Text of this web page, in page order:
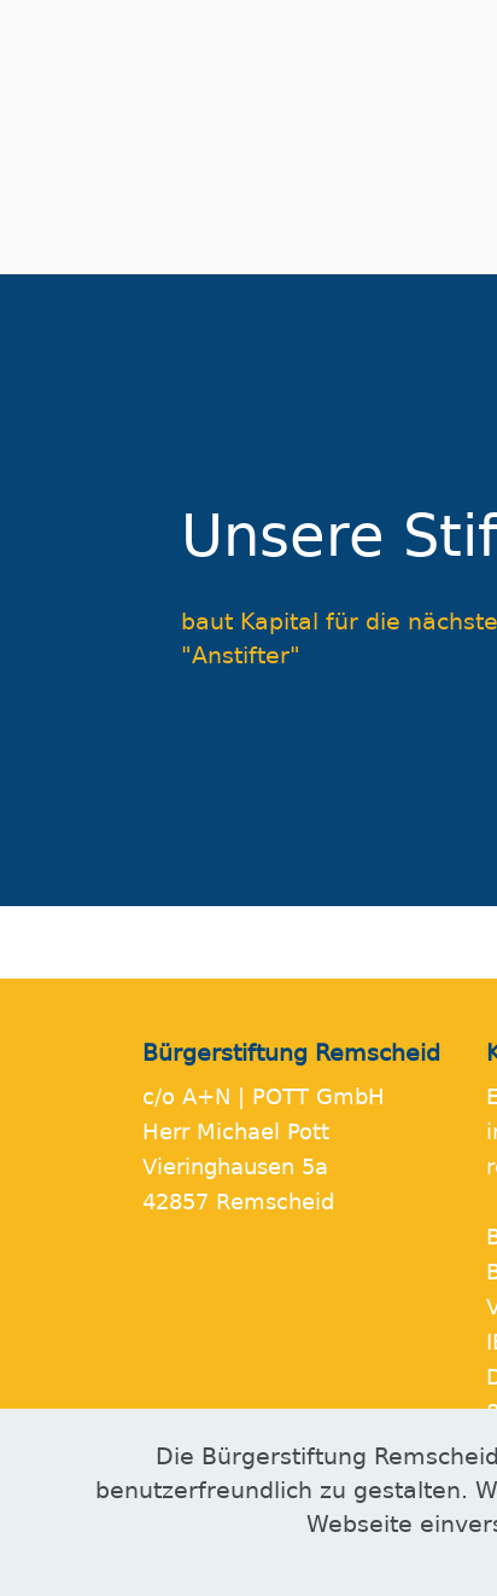
Unsere
baut Kapital für die
"Anstifter"
Bürgerstiftung Remscheid
c/o A+N | POTT GmbH
Herr Michael Pott
Vieringhausen 5a
42857 Remscheid
Die Bürgerstiftung
benutzerfreundlich zu gestalten.
Webseite